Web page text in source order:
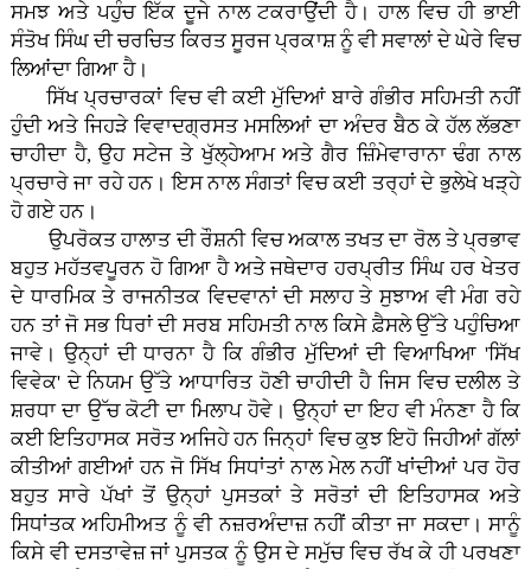
ਸਮਝ ਅਤੇ ਪਹੁੰਚ ਇੱਕ ਦੂਜੇ ਨਾਲ ਟਕਰਾਉਂਦੀ ਹੈ। ਹਾਲ ਵਿਚ ਹੀ ਭਾਈ
ਸੰਤੋਖ ਸਿੰਘ ਦੀ ਚਰਚਿਤ ਕਿਰਤ ਸੂਰਜ ਪ੍ਰਕਾਸ਼ ਨੂੰ ਵੀ ਸਵਾਲਾਂ ਦੇ ਘੇਰੇ ਵਿਚ
ਲਿਆਂਦਾ ਗਿਆ ਹੈ।
ਸਿੱਖ ਪ੍ਰਚਾਰਕਾਂ ਵਿਚ ਵੀ ਕਈ ਮੁੱਦਿਆਂ ਬਾਰੇ ਗੰਭੀਰ ਸਹਿਮਤੀ ਨਹੀਂ
ਹੁੰਦੀ ਅਤੇ ਜਿਹੜੇ ਵਿਵਾਦਗ੍ਰਸਤ ਮਸਲਿਆਂ ਦਾ ਅੰਦਰ ਬੈਠ ਕੇ ਹੱਲ ਲੱਭਣਾ
ਚਾਹੀਦਾ ਹੈ, ਉਹ ਸਟੇਜ ਤੇ ਖੁੱਲ੍ਹੇਆਮ ਅਤੇ ਗੈਰ ਜ਼ਿੰਮੇਵਾਰਾਨਾ ਢੰਗ ਨਾਲ
ਪ੍ਰਚਾਰੇ ਜਾ ਰਹੇ ਹਨ। ਇਸ ਨਾਲ ਸੰਗਤਾਂ ਵਿਚ ਕਈ ਤਰ੍ਹਾਂ ਦੇ ਭੁਲੇਖੇ ਖੜ੍ਹੇ
ਹੋ ਗਏ ਹਨ।
ਉਪਰੋਕਤ ਹਾਲਾਤ ਦੀ ਰੌਸ਼ਨੀ ਵਿਚ ਅਕਾਲ ਤਖਤ ਦਾ ਰੋਲ ਤੇ ਪ੍ਰਭਾਵ
ਬਹੁਤ ਮਹੱਤਵਪੂਰਨ ਹੋ ਗਿਆ ਹੈ ਅਤੇ ਜਥੇਦਾਰ ਹਰਪ੍ਰੀਤ ਸਿੰਘ ਹਰ ਖੇਤਰ
ਦੇ ਧਾਰਮਿਕ ਤੇ ਰਾਜਨੀਤਕ ਵਿਦਵਾਨਾਂ ਦੀ ਸਲਾਹ ਤੇ ਸੁਝਾਅ ਵੀ ਮੰਗ ਰਹੇ
ਹਨ ਤਾਂ ਜੋ ਸਭ ਧਿਰਾਂ ਦੀ ਸਰਬ ਸਹਿਮਤੀ ਨਾਲ ਕਿਸੇ ਫ਼ੈਸਲੇ ਉੱਤੇ ਪਹੁੰਚਿਆ
ਜਾਵੇ। ਉਨ੍ਹਾਂ ਦੀ ਧਾਰਨਾ ਹੈ ਕਿ ਗੰਭੀਰ ਮੁੱਦਿਆਂ ਦੀ ਵਿਆਖਿਆ 'ਸਿੱਖ
ਵਿਵੇਕ' ਦੇ ਨਿਯਮ ਉੱਤੇ ਆਧਾਰਿਤ ਹੋਣੀ ਚਾਹੀਦੀ ਹੈ ਜਿਸ ਵਿਚ ਦਲੀਲ ਤੇ
ਸ਼ਰਧਾ ਦਾ ਉੱਚ ਕੋਟੀ ਦਾ ਮਿਲਾਪ ਹੋਵੇ। ਉਨ੍ਹਾਂ ਦਾ ਇਹ ਵੀ ਮੰਨਣਾ ਹੈ ਕਿ
ਕਈ ਇਤਿਹਾਸਕ ਸਰੋਤ ਅਜਿਹੇ ਹਨ ਜਿਨ੍ਹਾਂ ਵਿਚ ਕੁਝ ਇਹੋ ਜਿਹੀਆਂ ਗੱਲਾਂ
ਕੀਤੀਆਂ ਗਈਆਂ ਹਨ ਜੋ ਸਿੱਖ ਸਿਧਾਂਤਾਂ ਨਾਲ ਮੇਲ ਨਹੀਂ ਖਾਂਦੀਆਂ ਪਰ ਹੋਰ
ਬਹੁਤ ਸਾਰੇ ਪੱਖਾਂ ਤੋਂ ਉਨ੍ਹਾਂ ਪੁਸਤਕਾਂ ਤੇ ਸਰੋਤਾਂ ਦੀ ਇਤਿਹਾਸਕ ਅਤੇ
ਸਿਧਾਂਤਕ ਅਹਿਮੀਅਤ ਨੂੰ ਵੀ ਨਜ਼ਰਅੰਦਾਜ਼ ਨਹੀਂ ਕੀਤਾ ਜਾ ਸਕਦਾ। ਸਾਨੂੰ
ਕਿਸੇ ਵੀ ਦਸਤਾਵੇਜ਼ ਜਾਂ ਪੁਸਤਕ ਨੂੰ ਉਸ ਦੇ ਸਮੁੱਚ ਵਿਚ ਰੱਖ ਕੇ ਹੀ ਪਰਖਣਾ